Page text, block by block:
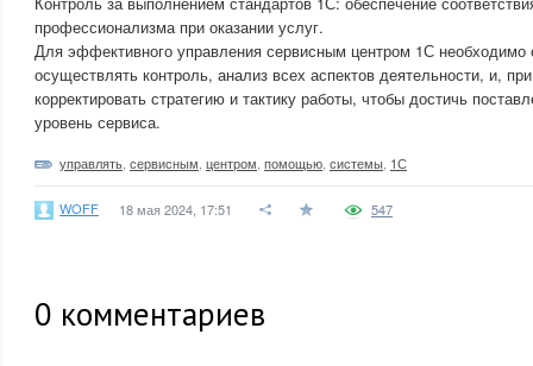
профессионализма при оказании услуг.
Для эффективного управления сервисным центром 1С необходимо
осуществлять контроль, анализ всех аспектов деятельности, и,
корректировать стратегию и тактику работы, чтобы достичь
уровень сервиса.
управлять сервисным центром помощью системы 1С
WOFF 18 мая 2024, 17:51 547
0 комментариев